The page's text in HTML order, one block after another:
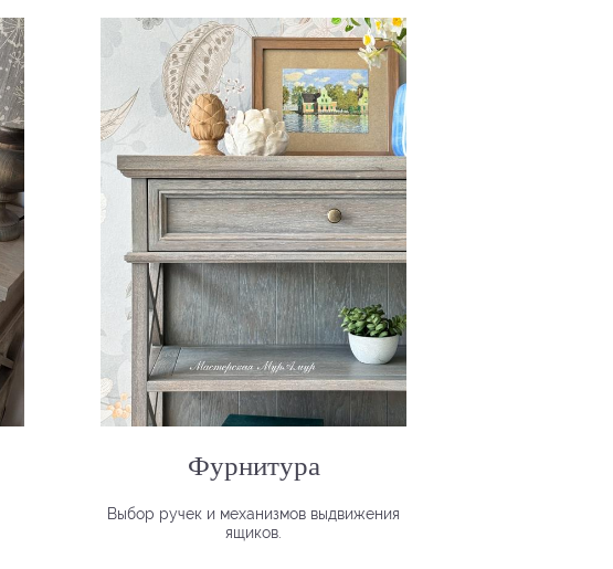
Фурнитура
Выбор ручек и механизмов выдвижения
ящиков.